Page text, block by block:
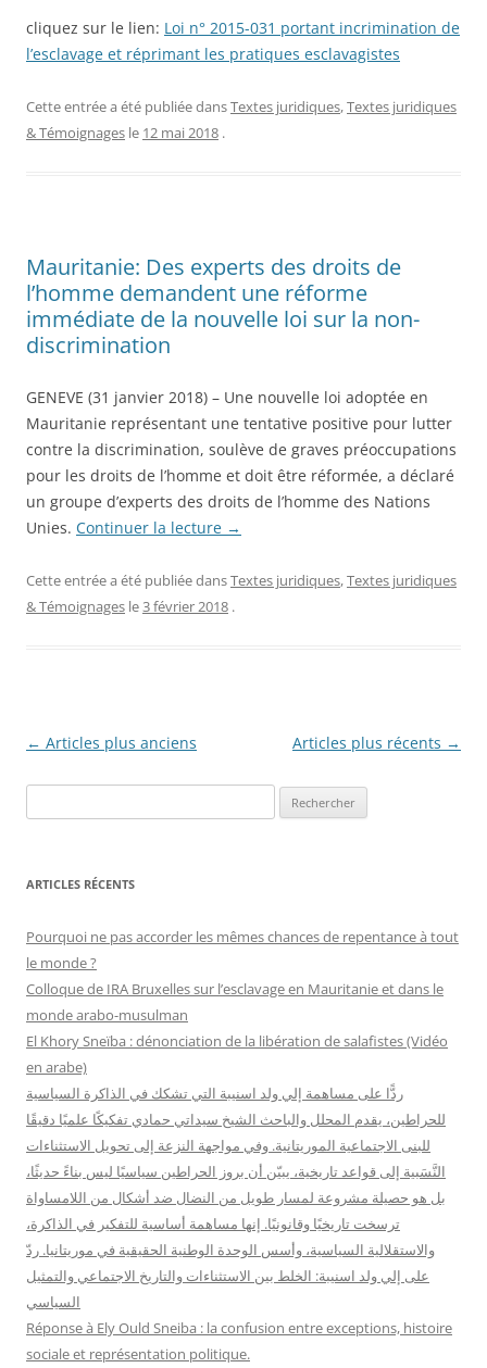
cliquez sur le lien: Loi n° 2015-031 portant incrimination de
l’esclavage et réprimant les pratiques esclavagistes
Cette entrée a été publiée dansTextes juridiques,Textes juridiques
& Témoignages le 12 mai 2018 .
Mauritanie: Des experts des droits de
l’homme demandent une réforme
immédiate de la nouvelle loi sur la non-
discrimination
GENEVE (31 janvier 2018) – Une nouvelle loi adoptée en
Mauritanie représentant une tentative positive pour lutter
contre la discrimination, soulève de graves préoccupations
pour les droits de l’homme et doit être réformée, a déclaré
un groupe d’experts des droits de l’homme des Nations
Unies. Continuer la lecture →
Cette entrée a été publiée dansTextes juridiques,Textes juridiques
& Témoignages le3 février 2018 .
Navigation
← Articles plus anciens Articles plus récents →
e
h
r
c
h
r
ARTICLES RÉCENTS
Pourquoi ne pas accorder les mêmes chances de repentance à tout
le monde ?
Colloque de IRA Bruxelles sur l’esclavage en Mauritanie et dans le
monde arabo-musulman
El Khory Sneïba : dénonciation de la libération de salafistes (Vidéo
en arabe)
ردًّا على مساهمة إلي ولد اسنيبة التي تشكك في الذاكرة السياسية
للحراطين، يقدم المحلل والباحث الشيخ سيداتي حمادي تفكيكًا علميًا دقيقًا
للبنى الاجتماعية الموريتانية. وفي مواجهة النزعة إلى تحويل الاستثناءات
النَّسَبية إلى قواعد تاريخية، يبيّن أن بروز الحراطين سياسيًا ليس بناءً حديثًا،
بل هو حصيلة مشروعة لمسار طويل من النضال ضد أشكال من اللامساواة
ترسخت تاريخيًا وقانونيًا. إنها مساهمة أساسية للتفكير في الذاكرة،
والاستقلالية السياسية، وأسس الوحدة الوطنية الحقيقية في موريتانيا. ردّ
على إلي ولد اسنيبة: الخلط بين الاستثناءات والتاريخ الاجتماعي والتمثيل
السياسي
Réponse à Ely Ould Sneiba : la confusion entre exceptions, histoire
sociale et représentation politique.